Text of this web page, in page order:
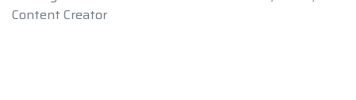
Content Creator